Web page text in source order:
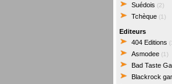
Suédois (2)
Tchèque (1)
Editeurs
404 Editions
Asmodee (1)
Bad Taste
Blackrock